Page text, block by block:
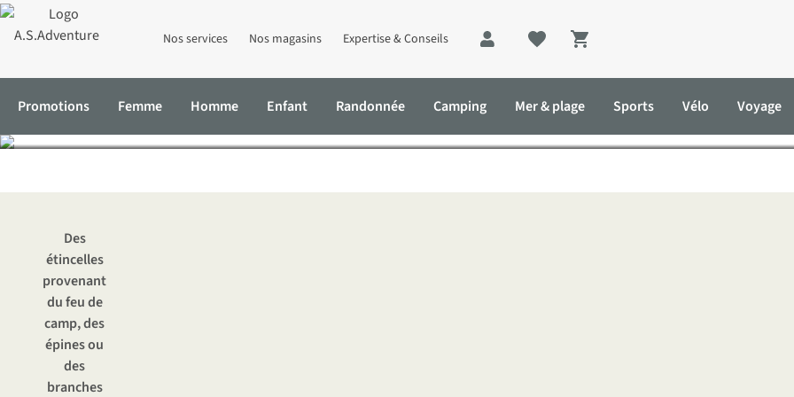
Nos services Nos magasins Expertise & Conseils
Shopping cart
Promotions Femme Homme Enfant Randonnée Camping Mer & plage Sports Vélo Voyage
Accueil Expertise & Conseils Comment réparer un trou ou une déchirure dans votre veste de plein air ?
Comment réparer un trou ou une déchirure dans
Des
étincelles
provenant
du feu de
camp, des
épines ou
des
branches